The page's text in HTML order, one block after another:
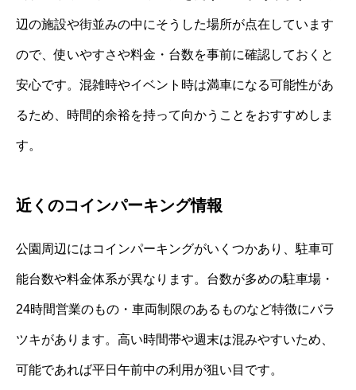
辺の施設や街並みの中にそうした場所が点在しています
ので、使いやすさや料金・台数を事前に確認しておくと
安心です。混雑時やイベント時は満車になる可能性があ
るため、時間的余裕を持って向かうことをおすすめしま
す。
近くのコインパーキング情報
公園周辺にはコインパーキングがいくつかあり、駐車可
能台数や料金体系が異なります。台数が多めの駐車場・
24時間営業のもの・車両制限のあるものなど特徴にバラ
ツキがあります。高い時間帯や週末は混みやすいため、
可能であれば平日午前中の利用が狙い目です。